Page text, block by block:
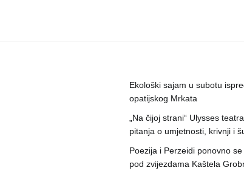
Ekološki sajam u subotu
opatijskog Mrkata
„Na čijoj strani“ Ulysses
pitanja o umjetnosti, krivnji i
Poezija i Perzeidi ponovno
pod zvijezdama Kaštela